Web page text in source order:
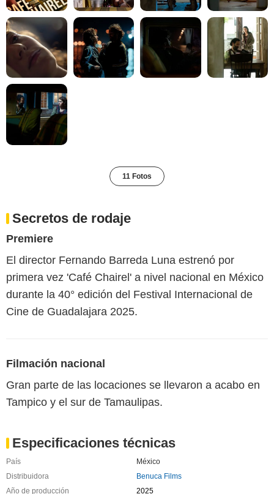
11 Fotos
Secretos de rodaje
Premiere
El director Fernando Barreda Luna estrenó por
primera vez 'Café Chairel' a nivel nacional en México
durante la 40° edición del Festival Internacional de
Cine de Guadalajara 2025.
Filmación nacional
Gran parte de las locaciones se llevaron a acabo en
Tampico y el sur de Tamaulipas.
Especificaciones técnicas
País
México
Distribuidora
Benuca Films
Año de producción
2025